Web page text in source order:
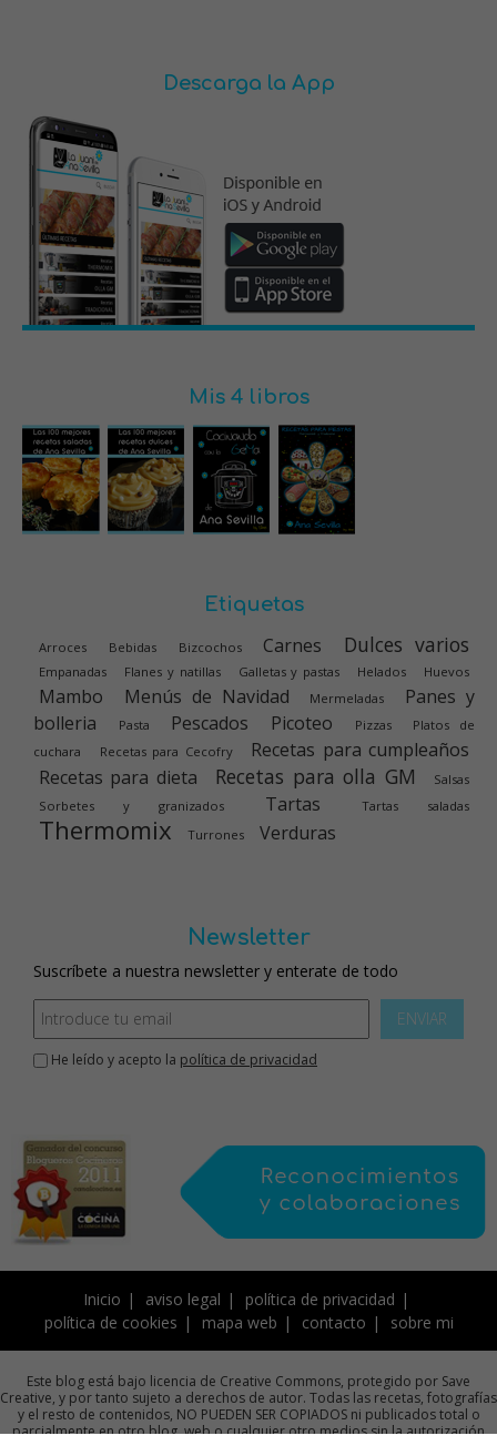
Descarga la App
Mis 4 libros
Etiquetas
Arroces Bebidas Bizcochos Carnes Dulces varios
Empanadas Flanes y natillas Galletas y pastas Helados Huevos
Mambo Menús de Navidad Mermeladas
Panes y
bolleria
Pasta Pescados Picoteo Pizzas
Platos de
cuchara
Recetas para Cecofry
Recetas para cumpleaños
Recetas para dieta
Recetas para olla GM
Salsas
Sorbetes y granizados
Tartas Tartas saladas
Thermomix Turrones Verduras
Newsletter
Suscríbete a nuestra newsletter y enterate de todo
ENVIAR
He leído y acepto la política de privacidad
Inicio aviso legal
política de privacidad
política de cookies
mapa web contacto sobre mi
Este blog está bajo licencia de Creative Commons, protegido por Save
Creative, y por tanto sujeto a derechos de autor. Todas las recetas, fotografías
y el resto de contenidos, NO PUEDEN SER COPIADOS ni publicados total o
parcialmente en otro blog, web o cualquier otro medios sin la autorización